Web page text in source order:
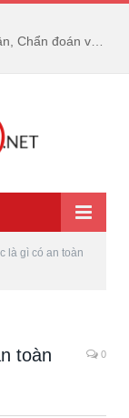
Thai ngoài tử cung Triệu chứng, Nguyên nhân, Chẩn đoán và Điều trị
là gì có an toàn
toàn
0